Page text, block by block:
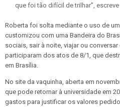
que foi tão difícil de trilhar”, escreve
Roberta foi solta mediante o uso de
customizou com uma Bandeira do
sociais, sair à noite, viajar ou
participaram dos atos de 8/1, que
em Brasília.
No site da vaquinha, aberta em
que pode retornar à universidade em
gastos para justificar os valores